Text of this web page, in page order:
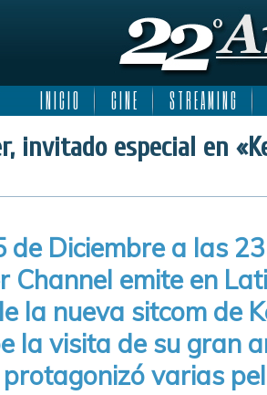
I N I C I O C I N E S T R E A M I N G
invitado especial en
de Diciembre a las
Channel emite en
la nueva sitcom de
la visita de su gran
protagonizó varias